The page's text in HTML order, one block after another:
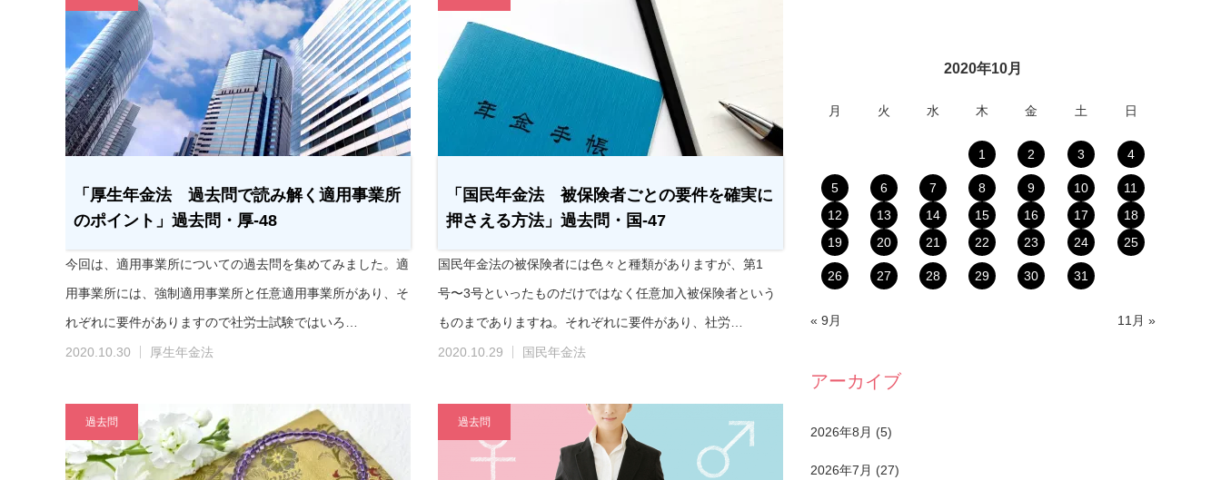
「厚生年金法 過去問で読み解く適用事業所
のポイント」過去問・厚-48
今回は、適用事業所についての過去問を集めてみました。適
用事業所には、強制適用事業所と任意適用事業所があり、そ
れぞれに要件がありますので社労士試験ではいろ…
2020.10.30 厚生年金法
「国民年金法 被保険者ごとの要件を確実に
押さえる方法」過去問・国-47
国民年金法の被保険者には色々と種類がありますが、第1
号〜3号といったものだけではなく任意加入被保険者という
ものまでありますね。それぞれに要件があり、社労…
2020.10.29 国民年金法
過去問 過去問
2020年10月
月 火 水 木 金 土 日
1 2 3 4
5 6 7 8 9 10
11
12
13 14 15 16 17
18
19
20 21 22 23 24 25
26 27 28 29 30 31
« 9月 11月 »
アーカイブ
2026年8月 (5)
2026年7月 (27)